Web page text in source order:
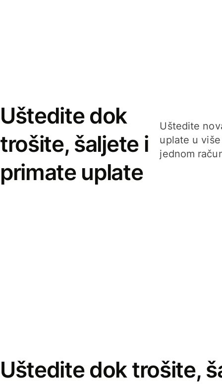
Uštedite dok
trošite, šaljete i
primate uplate
Uštedite
uplate u
jednom
Uštedite dok trošite,